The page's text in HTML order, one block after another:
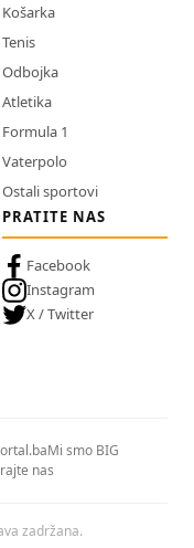
Košarka
Tenis
Odbojka
Atletika
Formula 1
Vaterpolo
Ostali sportovi
PRATITE NAS
Facebook
Instagram
X / Twitter
Mi smo BIG
nas
zadržana.